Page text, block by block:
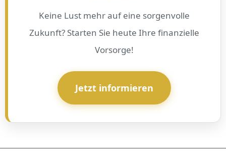
Keine Lust mehr auf eine sorgenvolle
Zukunft? Starten Sie heute Ihre finanzielle
Vorsorge!
Jetzt informieren